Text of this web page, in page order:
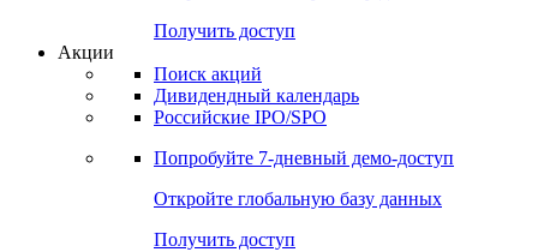
Попробуйте7-дневный
Откройте глобальную базу данных
Получить доступ
Поиск акций
Российские IPO/SPO
Попробуйте7-дневный